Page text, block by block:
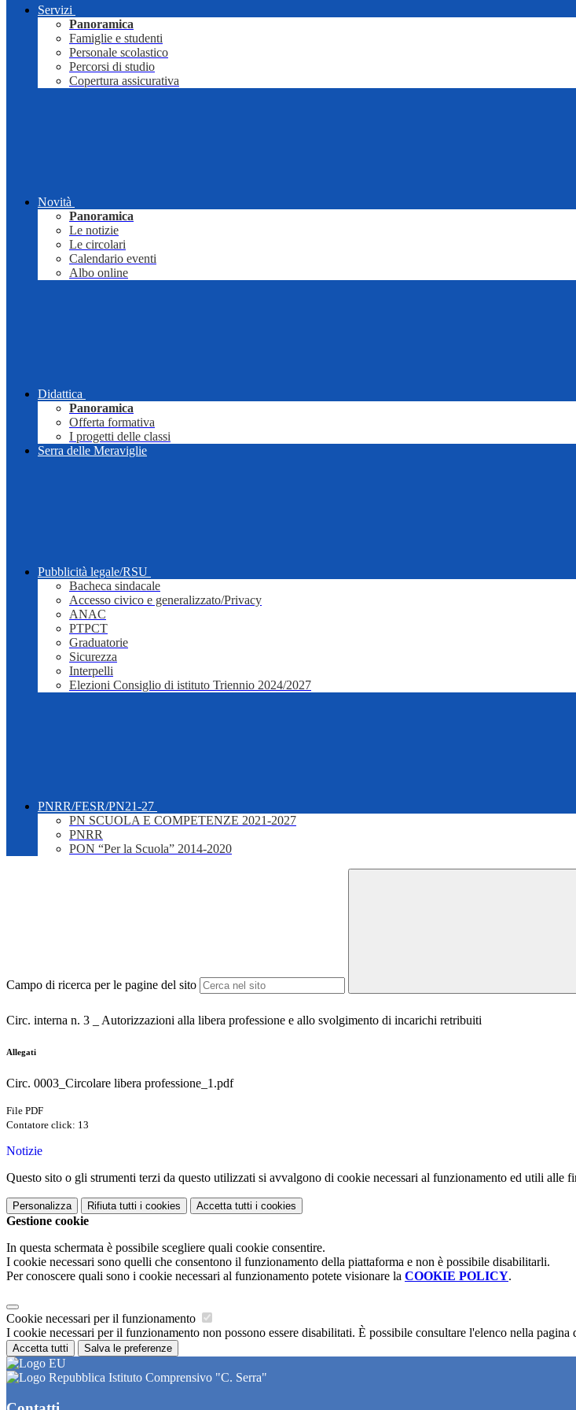
Servizi
Panoramica
Famiglie e studenti
Personale scolastico
Percorsi di studio
Copertura assicurativa
Novità
Panoramica
Le notizie
Le circolari
Calendario eventi
Albo online
Didattica
Panoramica
Offerta formativa
I progetti delle classi
Serra delle Meraviglie
Pubblicità legale/RSU
Bacheca sindacale
Accesso civico e generalizzato/Privacy
ANAC
PTPCT
Graduatorie
Sicurezza
Interpelli
Elezioni Consiglio di istituto Triennio 2024/2027
PNRR/FESR/PN21-27
PN SCUOLA E COMPETENZE 2021-2027
PNRR
PON “Per la Scuola” 2014-2020
Campo di ricerca per le pagine del sito
Circ. interna n. 3 _ Autorizzazioni alla libera professione e allo svolgimento di incarichi retribuiti
Allegati
Circ. 0003_Circolare libera professione_1.pdf
File PDF
Contatore click: 13
Notizie
Questo sito o gli strumenti terzi da questo utilizzati si avvalgono di cookie necessari al funzionamento ed utili alle
Personalizza Rifiuta tutti i cookies Accetta tutti i cookies
Gestione cookie
In questa schermata è possibile scegliere quali cookie consentire.
I cookie necessari sono quelli che consentono il funzionamento della piattaforma e non è possibile disabilitarli.
Per conoscere quali sono i cookie necessari al funzionamento potete visionare la COOKIE POLICY.
Cookie necessari per il funzionamento
I cookie necessari per il funzionamento non possono essere disabilitati. È possibile consultare l'elenco nella pagina
Accetta tutti Salva le preferenze
Istituto Comprensivo "C. Serra"